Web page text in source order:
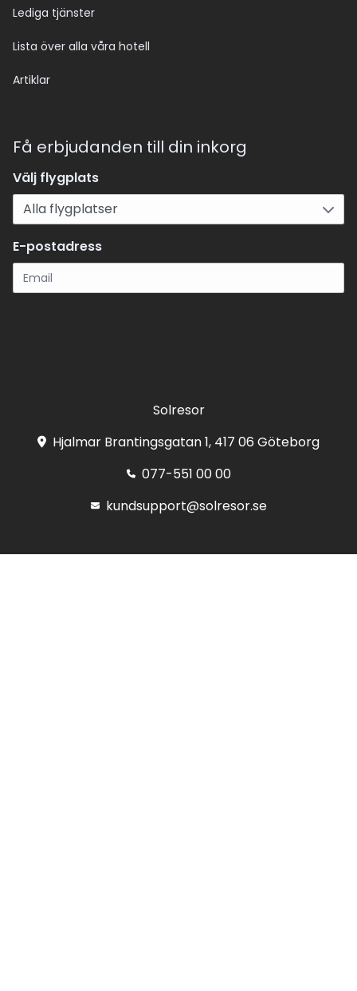
Lediga tjänster
Lista över alla våra hotell
Artiklar
Få erbjudanden till din inkorg
Välj flygplats
E-postadress
Solresor
Hjalmar Brantingsgatan 1, 417 06 Göteborg
077-551 00 00
kundsupport@solresor.se